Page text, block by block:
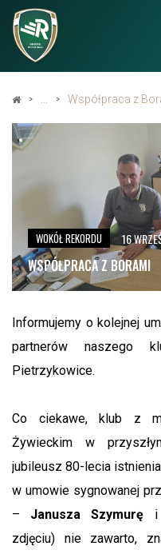
Współpraca z
WOKÓŁ REKORDU 16
WSPÓŁPRACA Z BORAMI
Informujemy o kolejnej
partnerów naszego
Pietrzykowice.
Co ciekawe, klub z
Żywieckim w
jubileusz 80-lecia
w umowie sygnowanej
– Janusza Szymurę i
zdjęciu) nie zawarto,